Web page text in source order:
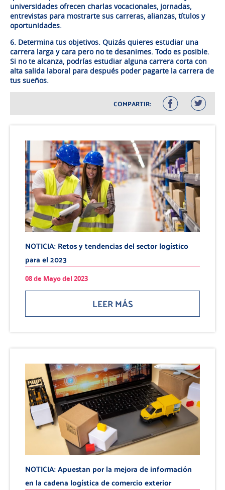
universidades ofrecen charlas vocacionales, jornadas,
entrevistas para mostrarte sus carreras, alianzas, títulos y
oportunidades.
6. Determina tus objetivos. Quizás quieres estudiar una
carrera larga y cara pero no te desanimes. Todo es posible.
Si no te alcanza, podrías estudiar alguna carrera corta con
alta salida laboral para después poder pagarte la carrera de
tus sueños.
COMPARTIR:
NOTICIA: Retos y tendencias del sector logístico
para el 2023
08 de Mayo del 2023
LEER MÁS
NOTICIA: Apuestan por la mejora de información
en la cadena logística de comercio exterior